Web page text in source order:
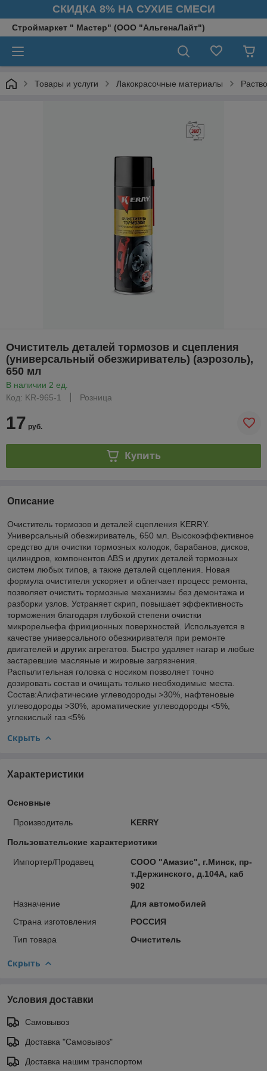
СКИДКА 8% НА СУХИЕ СМЕСИ
Строймаркет " Мастер" (ООО "АльгенаЛайт")
Товары и услуги Лакокрасочные материалы
Очиститель деталей тормозов и сцепления
(универсальный обезжириватель) (аэрозоль),
650 мл
В наличии 2 ед.
Код: KR-965-1
Розница
17 руб.
Купить
Описание
Очиститель тормозов и деталей сцепления KERRY.
Универсальный обезжириватель, 650 мл. Высокоэффективное
средство для очистки тормозных колодок, барабанов, дисков,
цилиндров, компонентов ABS и других деталей тормозных
систем любых типов, а также деталей сцепления. Новая
формула очистителя ускоряет и облегчает процесс ремонта,
позволяет очистить тормозные механизмы без демонтажа и
разборки узлов. Устраняет скрип, повышает эффективность
торможения благодаря глубокой степени очистки
микрорельефа фрикционных поверхностей. Используется в
качестве универсального обезжиривателя при ремонте
двигателей и других агрегатов. Быстро удаляет нагар и любые
застаревшие масляные и жировые загрязнения.
Распылительная головка с носиком позволяет точно
дозировать состав и очищать только необходимые места.
Состав:Алифатические углеводороды >30%, нафтеновые
углеводороды >30%, ароматические углеводороды <5%,
углекислый газ <5%
Скрыть
Характеристики
Основные
Производитель KERRY
Пользовательские характеристики
Импортер/Продавец
СООО "Амазис", г.Минск, пр-
т.Держинского, д.104А, каб
902
Назначение
Для автомобилей
Страна изготовления
РОССИЯ
Тип товара
Очиститель
Скрыть
Условия доставки
Самовывоз
Доставка "Самовывоз"
Доставка нашим транспортом